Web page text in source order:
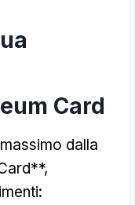
Card
dalla